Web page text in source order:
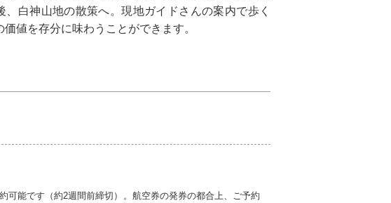
、白神山地の散策へ。現地ガイドさんの案内で歩く
価値を存分に味わうことができます。
能です（約2週間前締切）。航空券の発券の都合上、ご予約